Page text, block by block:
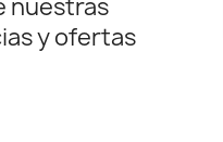
nuestras
y ofertas